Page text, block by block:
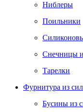
Ниблеры
Поильники
Снечницы и
Тарелки
Фурнитура из
Бусины из